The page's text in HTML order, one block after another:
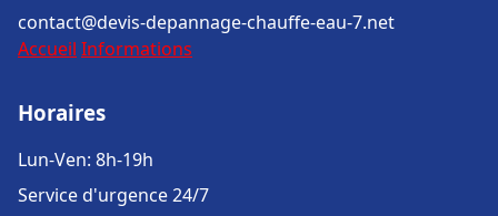
contact@devis-depannage-chauffe-eau-7.net
Accueil Informations
Horaires
Lun-Ven: 8h-19h
Service d'urgence 24/7